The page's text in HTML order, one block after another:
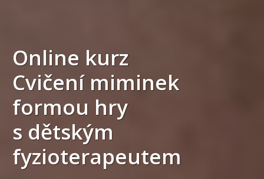
Online kurz
Cvičení miminek
formou hry
s dětským
fyzioterapeutem